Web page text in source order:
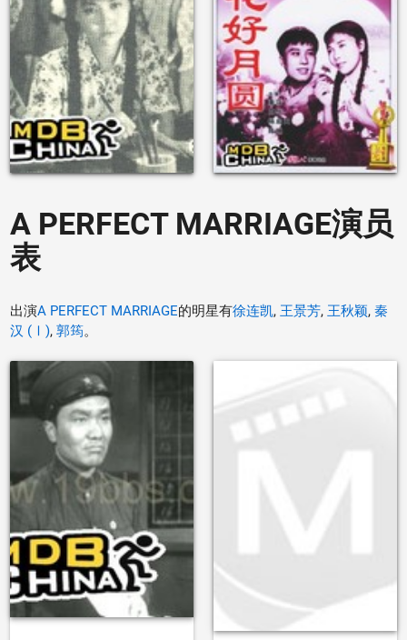
A PERFECT MARRIAGE演员
表
出演A PERFECT MARRIAGE的明星有徐连凯, 王景芳, 王秋颖,秦
汉 (Ⅰ),郭筠。